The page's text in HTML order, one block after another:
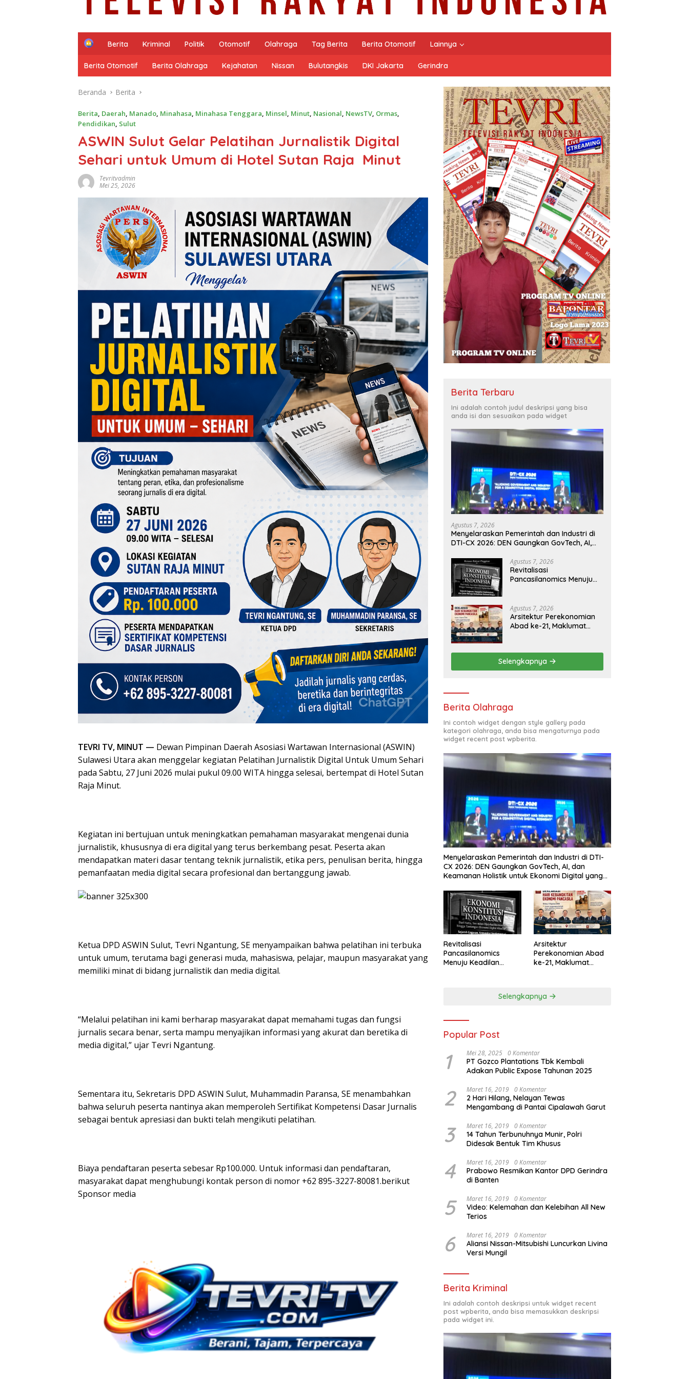
H
m
e
Berita Kriminal Politik Otomotif Olahraga Tag Berita Berita Otomotif Lainnya
Berita Otomotif Berita Olahraga Kejahatan Nissan Bulutangkis DKI Jakarta Gerindra
Beranda Berita
Berita, Daerah, Manado, Minahasa, Minahasa Tenggara, Minsel, Minut, Nasional, NewsTV, Ormas,
Pendidikan, Sulut
‎ASWIN Sulut Gelar Pelatihan Jurnalistik Digital
Sehari untuk Umum di Hotel Sutan Raja Minut
Tevritvadmin
Mei 25, 2026
TEVRI TV, MINUT — Dewan Pimpinan Daerah Asosiasi Wartawan Internasional (ASWIN)
Sulawesi Utara akan menggelar kegiatan Pelatihan Jurnalistik Digital Untuk Umum Sehari
pada Sabtu, 27 Juni 2026 mulai pukul 09.00 WITA hingga selesai, bertempat di Hotel Sutan
Raja Minut.
‎Kegiatan ini bertujuan untuk meningkatkan pemahaman masyarakat mengenai dunia
jurnalistik, khususnya di era digital yang terus berkembang pesat. Peserta akan
mendapatkan materi dasar tentang teknik jurnalistik, etika pers, penulisan berita, hingga
pemanfaatan media digital secara profesional dan bertanggung jawab.
‎Ketua DPD ASWIN Sulut, Tevri Ngantung, SE menyampaikan bahwa pelatihan ini terbuka
untuk umum, terutama bagi generasi muda, mahasiswa, pelajar, maupun masyarakat yang
memiliki minat di bidang jurnalistik dan media digital.
‎“Melalui pelatihan ini kami berharap masyarakat dapat memahami tugas dan fungsi
jurnalis secara benar, serta mampu menyajikan informasi yang akurat dan beretika di
media digital,” ujar Tevri Ngantung.
‎Sementara itu, Sekretaris DPD ASWIN Sulut, Muhammadin Paransa, SE menambahkan
bahwa seluruh peserta nantinya akan memperoleh Sertifikat Kompetensi Dasar Jurnalis
sebagai bentuk apresiasi dan bukti telah mengikuti pelatihan.
‎Biaya pendaftaran peserta sebesar Rp100.000. Untuk informasi dan pendaftaran,
masyarakat dapat menghubungi kontak person di nomor +62 895-3227-80081.berikut
Sponsor media
Berita Terbaru
Ini adalah contoh judul deskripsi yang bisa
anda isi dan sesuaikan pada widget
Agustus 7, 2026
Menyelaraskan Pemerintah dan Industri di
DTI-CX 2026: DEN Gaungkan GovTech, AI,
Digital yang KompetitifAgustus 7, 2026
Revitalisasi
Pancasilanomics Menuju
Agustus 7, 2026
Arsitektur Perekonomian
Abad ke-21, Maklumat
Kedaulatan Ekonomi
Selengkapnya
Berita Olahraga
Ini contoh widget dengan style gallery pada
kategori olahraga, anda bisa mengaturnya pada
widget recent post wpberita.
Menyelaraskan Pemerintah dan Industri di DTI-
CX 2026: DEN Gaungkan GovTech, AI, dan
Keamanan Holistik untuk Ekonomi Digital yang
Revitalisasi
Pancasilanomics
Menuju Keadilan
Arsitektur
Perekonomian Abad
ke-21, Maklumat
Selengkapnya
Popular Post
1 Mei 28, 2025 0 Komentar
PT Gozco Plantations Tbk Kembali
Adakan Public Expose Tahunan 2025
2 Maret 16, 2019 0 Komentar
2 Hari Hilang, Nelayan Tewas
Mengambang di Pantai Cipalawah Garut
3 Maret 16, 2019 0 Komentar
14 Tahun Terbunuhnya Munir, Polri
Didesak Bentuk Tim Khusus
4 Maret 16, 2019 0 Komentar
Prabowo Resmikan Kantor DPD Gerindra
di Banten
5 Maret 16, 2019 0 Komentar
Video: Kelemahan dan Kelebihan All New
Terios
6 Maret 16, 2019 0 Komentar
Aliansi Nissan-Mitsubishi Luncurkan Livina
Versi Mungil
Berita Kriminal
Ini adalah contoh deskripsi untuk widget recent
post wpberita, anda bisa memasukkan deskripsi
pada widget ini.